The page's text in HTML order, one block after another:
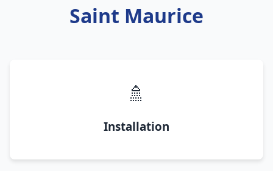
Saint Maurice
🚿
Installation